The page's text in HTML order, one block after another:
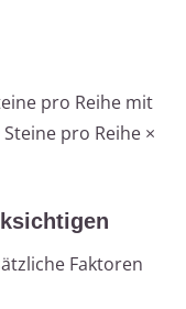
pro Reihe mit
pro Reihe ×
Faktoren